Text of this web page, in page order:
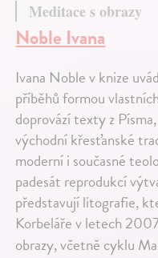
Meditace s obrazy
Noble Ivana
Ivana Noble v knize
příběhů formou
doprovází texty z
východní křesťanské
moderní i současné
padesát reprodukcí
představují litografie,
Korbeláře v letech
obrazy, včetně cyklu